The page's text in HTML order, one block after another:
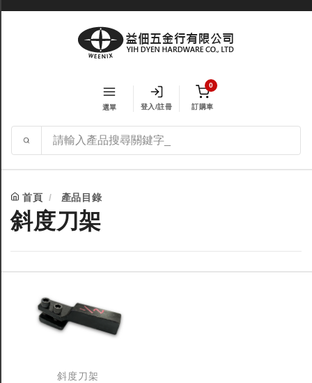
選單 登入/註冊
0
訂購車
首頁 產品目錄
斜度刀架
斜度刀架